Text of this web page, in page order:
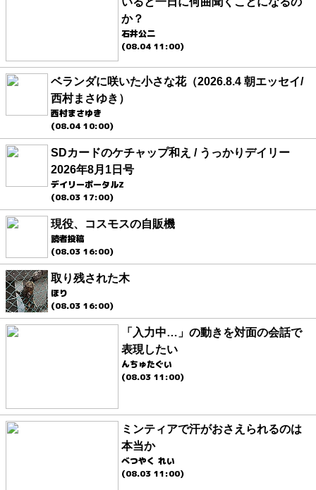
か？
石井公二
(08.04 11:00)
ベランダに咲いた小さな花（2026.8.4 朝エッセイ/
西村まさゆき）
西村まさゆき
(08.04 10:00)
SDカードのケチャップ和え / うっかりデイリー
2026年8月1日号
デイリーポータルZ
(08.03 17:00)
現役、コスモスの自販機
読者投稿
(08.03 16:00)
取り残された木
ほり
(08.03 16:00)
「入力中…」の動きを対面の会話で
表現したい
んちゅたぐい
(08.03 11:00)
ミンティアで汗がおさえられるのは
本当か
べつやく れい
(08.03 11:00)